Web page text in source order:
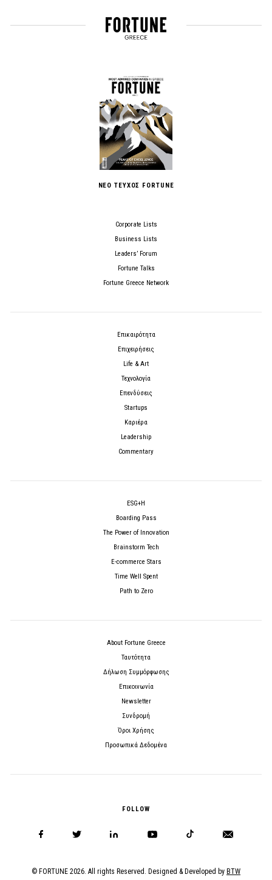
ΝΕΟ ΤΕΥΧΟΣ FORTUNE
Corporate Lists
Business Lists
Leaders’ Forum
Fortune Talks
Fortune Greece Network
Επικαιρότητα
Επιχειρήσεις
Life & Art
Τεχνολογία
Επενδύσεις
Startups
Καριέρα
Leadership
Commentary
ESG+H
Boarding Pass
The Power of Innovation
Brainstorm Tech
E-commerce Stars
Time Well Spent
Path to Zero
About Fortune Greece
Ταυτότητα
Δήλωση Συμμόρφωσης
Επικοινωνία
Newsletter
Συνδρομή
Όροι Χρήσης
Προσωπικά Δεδομένα
FOLLOW
© FORTUNE 2026. All rights Reserved. Designed & Developed by BTW